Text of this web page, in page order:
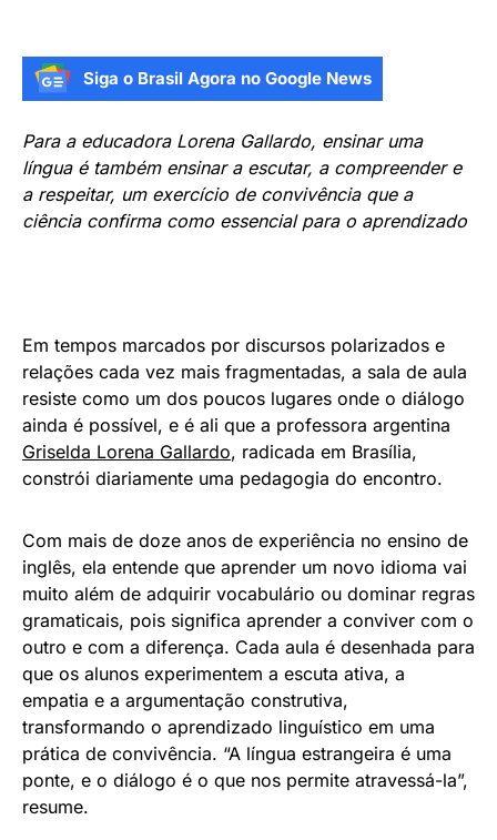
Siga o Brasil Agora no Google News
Para a educadora Lorena Gallardo, ensinar uma
língua é também ensinar a escutar, a compreender e
a respeitar, um exercício de convivência que a
ciência confirma como essencial para o aprendizado
Em tempos marcados por discursos polarizados e
relações cada vez mais fragmentadas, a sala de aula
resiste como um dos poucos lugares onde o diálogo
ainda é possível, e é ali que a professora argentina
Griselda Lorena Gallardo, radicada em Brasília,
constrói diariamente uma pedagogia do encontro.
Com mais de doze anos de experiência no ensino de
inglês, ela entende que aprender um novo idioma vai
muito além de adquirir vocabulário ou dominar regras
gramaticais, pois significa aprender a conviver com o
outro e com a diferença. Cada aula é desenhada para
que os alunos experimentem a escuta ativa, a
empatia e a argumentação construtiva,
transformando o aprendizado linguístico em uma
prática de convivência. “A língua estrangeira é uma
ponte, e o diálogo é o que nos permite atravessá-la”,
resume.